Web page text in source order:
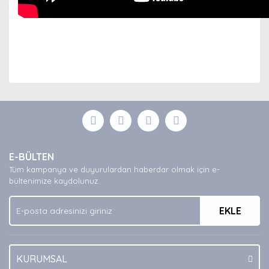
Yorum Yaz
formunu kullanarak tarafımıza iletebilirsiniz.
Görüş ve önerileriniz için teşekkür ederiz.
Ürün açıklamasında eksik bilgiler bulunuyor.
Ürün bilgilerinde hatalar bulunuyor.
Ürün fiyatı diğer sitelerden daha pahalı.
Bu ürüne benzer farklı alternatifler olmalı.
E-BÜLTEN
Tüm kampanya ve duyurulardan haberdar olmak için e-
bültenimize kaydolunuz.
EKLE
KURUMSAL